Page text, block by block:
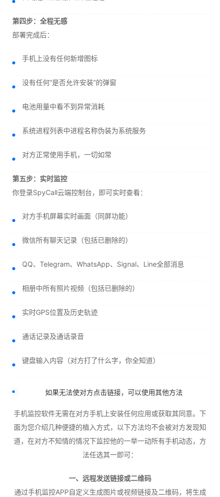
第四步：全程无感
部署完成后：
手机上没有任何新增图标
没有任何“是否允许安装”的弹窗
电池用量中看不到异常消耗
系统进程列表中进程名称伪装为系统服务
对方正常使用手机，一切如常
第五步：实时监控
你登录SpyCall云端控制台，即可实时查看：
对方手机屏幕实时画面（同屏功能）
微信所有聊天记录（包括已删除的）
QQ、Telegram、WhatsApp、Signal、Line全部消息
相册中所有照片视频（包括已删除的）
实时GPS位置及历史轨迹
通话记录及通话录音
键盘输入内容（对方打了什么字，你全知道）
如果无法使对方点击链接，可以使用其他方法
手机监控软件无需在对方手机上安装任何应用或获取其同意。下
面为您介绍几种便捷的植入方式，以下方法均不会被对方发现知
道，在对方不知情的情况下监控他的一举一动所有手机动态，方
法任选其一即可：
一、远程发送链接或二维码
通过手机监控APP自定义生成图片或视频链接及二维码，将生成